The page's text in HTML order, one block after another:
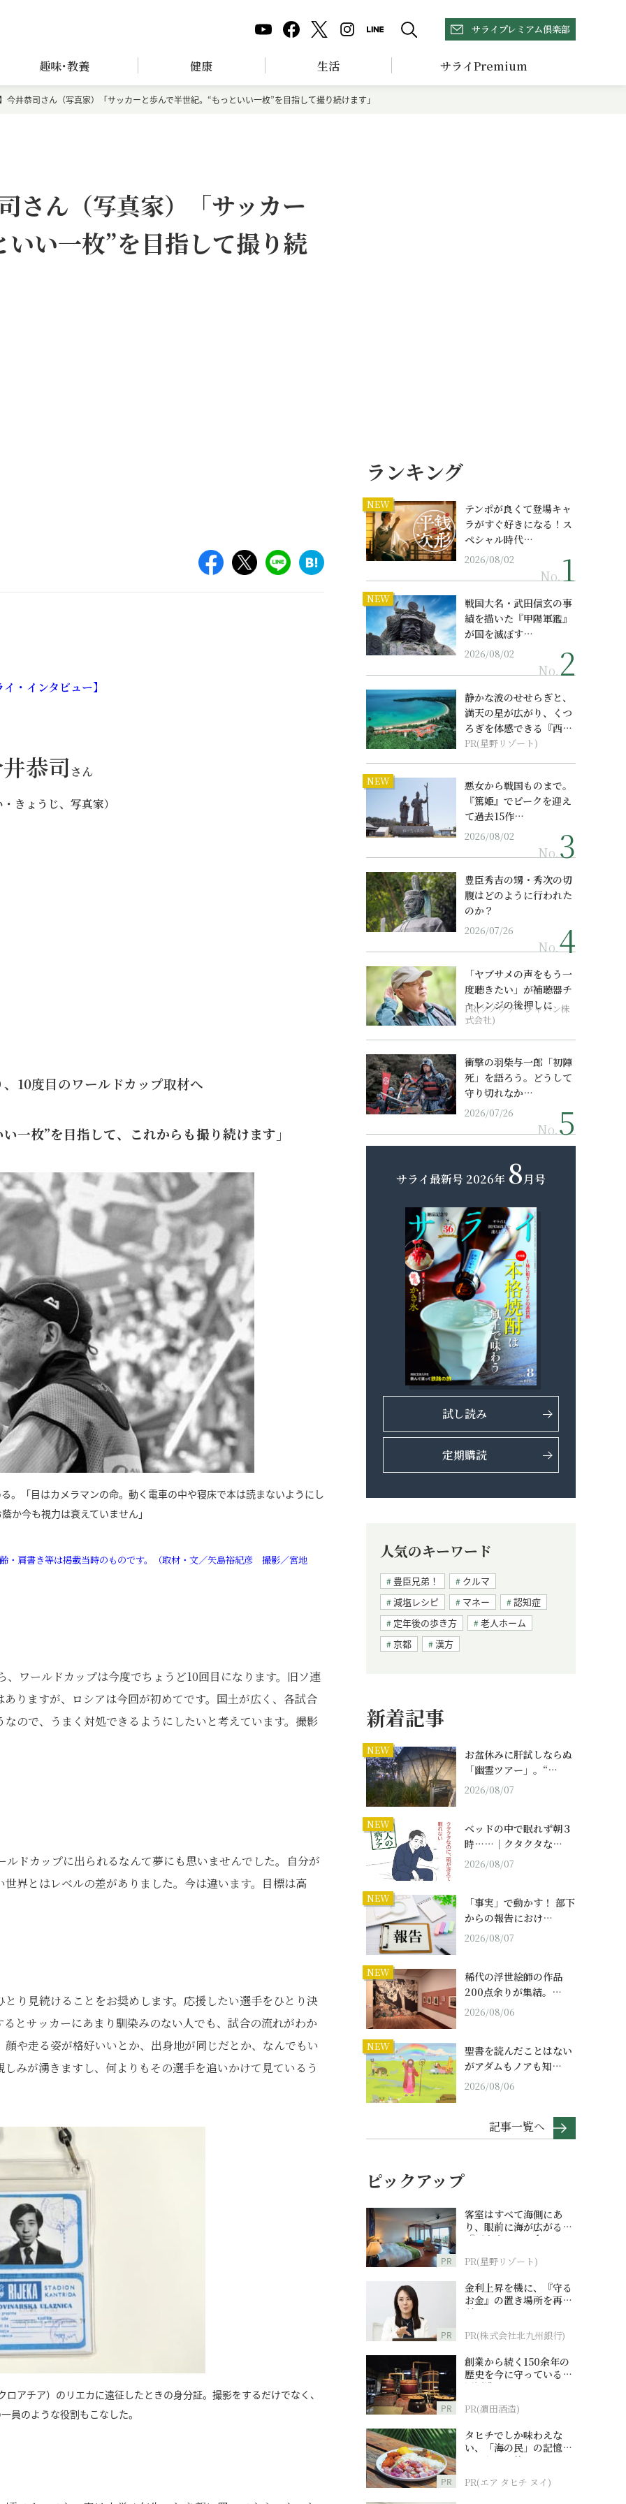
サライプレミアム倶楽部
趣味･教養 健康 生活 サライPremium
今井恭司さん（写真家）「サッカーと歩んで半世紀。“もっといい一枚”を目指して撮り続けます」
さん（写真家）「サッカー
い一枚”を目指して撮り続
イ・インタビュー】
恭司 さん
・きょうじ、写真家）
、10度目のワールドカップ取材へ
一枚”を目指して、これからも撮り続けます」
。「目はカメラマンの命。動く電車の中や寝床で本は読まないようにし
か今も視力は衰えていません」
・肩書き等は掲載当時のものです。（取材・文／矢島裕紀彦 撮影／宮地
、ワールドカップは今度でちょうど10回目になります。旧ソ連
りますが、ロシアは今回が初めてです。国土が広く、各試合
ので、うまく対処できるようにしたいと考えています。撮影
ルドカップに出られるなんて夢にも思いませんでした。自分が
界とはレベルの差がありました。今は違います。目標は高
り見続けることをお奨めします。応援したい選手をひとり決
とサッカーにあまり馴染みのない人でも、試合の流れがわか
や走る姿が格好いいとか、出身地が同じだとか、なんでもい
みが湧きますし、何よりもその選手を追いかけて見ているう
アチア）のリエカに遠征したときの身分証。撮影をするだけでなく、
員のような役割もこなした。
ランキング
NEW
テンポが良くて登場キャ
ラがすぐ好きになる！ス
ペシャル時代…
2026/08/02
No.
NEW
戦国大名・武田信玄の事
績を描いた『甲陽軍鑑』
が国を滅ぼす…
2026/08/02
No.
静かな波のせせらぎと、
満天の星が広がり、くつ
ろぎを体感できる『西表
島ホテル by...
PR(星野リゾート)
NEW
悪女から戦国ものまで。
『篤姫』でピークを迎え
て過去15作…
2026/08/02
No.
豊臣秀吉の甥・秀次の切
腹はどのように行われた
のか？
2026/07/26
No.
「ヤブサメの声をもう一
度聴きたい」が補聴器チ
ャレンジの後押しに
PR(ソノヴァ・ジャパン株
式会社)
衝撃の羽柴与一郎「初陣
死」を語ろう。どうして
守り切れなか…
2026/07/26
No.
サライ最新号 2026年 8月号
試し読み
定期購読
人気のキーワード
豊臣兄弟！
クルマ
減塩レシピ
マネー
認知症
定年後の歩き方
老人ホーム
京都
漢方
新着記事
NEW
お盆休みに肝試しならぬ
「幽霊ツアー」。“…
2026/08/07
NEW
ベッドの中で眠れず朝３
時……｜クタクタな…
2026/08/07
NEW
「事実」で動かす！ 部下
からの報告におけ…
2026/08/07
NEW
稀代の浮世絵師の作品
200点余りが集結。…
2026/08/06
NEW
聖書を読んだことはない
がアダムもノアも知…
2026/08/06
記事一覧へ
ピックアップ
PR
客室はすべて海側にあ
り、眼前に海が広がる
『西表島ホテル by 星野
PR(星野リゾート)
PR
金利上昇を機に、『守る
お金』の置き場所を再検
討
PR(株式会社北九州銀行)
PR
創業から続く150余年の
歴史を今に守っている濵
田酒造
PR(濵田酒造)
PR
タヒチでしか味わえな
い、「海の民」の記憶へ
とつながる旅
PR(エア タヒチ ヌイ)